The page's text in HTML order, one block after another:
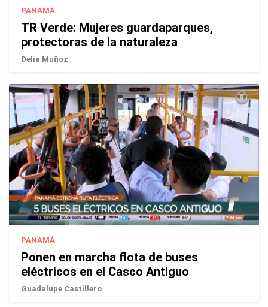
PANAMÁ
TR Verde: Mujeres guardaparques,
protectoras de la naturaleza
Delia Muñoz
PANAMÁ
Ponen en marcha flota de buses
eléctricos en el Casco Antiguo
Guadalupe Castillero